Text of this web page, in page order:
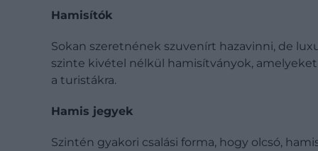
Hamisítók
Sokan szeretnének szuvenírt hazavinni, de
szinte kivétel nélkül hamisítványok,
a turistákra.
Hamis jegyek
Szintén gyakori csalási forma, hogy olcsó,